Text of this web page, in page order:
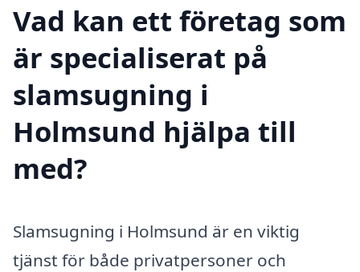
Vad kan ett företag som
är specialiserat på
slamsugning i
Holmsund hjälpa till
med?
Slamsugning i Holmsund är en viktig
tjänst för både privatpersoner och